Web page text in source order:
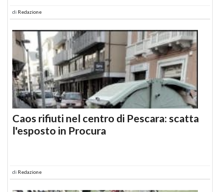
di Redazione
Caos rifiuti nel centro di Pescara: scatta
l'esposto in Procura
di Redazione